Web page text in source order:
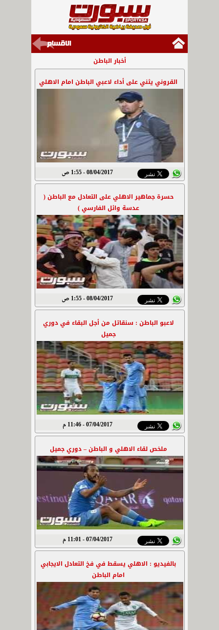
أخبار الباطن
القروني يثني على أداء لاعبي الباطن امام الاهلي
08/04/2017 - 1:55 ص
حسرة جماهير الاهلي على التعادل مع الباطن (
عدسة وائل الفارسي )
08/04/2017 - 1:55 ص
لاعبو الباطن : سنقاتل من أجل البقاء في دوري
جميل
07/04/2017 - 11:46 م
ملخص لقاء الاهلي و الباطن – دوري جميل
07/04/2017 - 11:01 م
بالفيديو : الاهلي يسقط في فخ التعادل الايجابي
امام الباطن